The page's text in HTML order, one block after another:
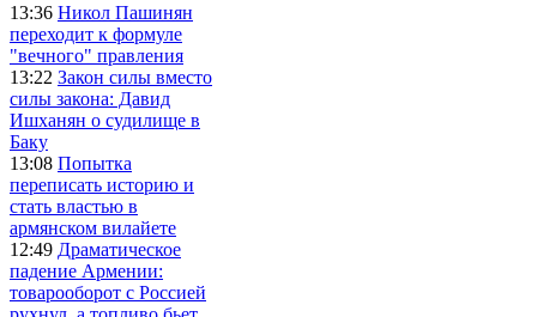
13:36 Никол Пашинян
переходит к формуле
"вечного" правления
13:22 Закон силы вместо
силы закона: Давид
Ишханян о судилище в
Баку
13:08 Попытка
переписать историю и
стать властью в
армянском вилайете
12:49 Драматическое
падение Армении:
товарооборот с Россией